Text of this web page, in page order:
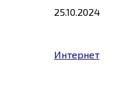
25.10.2024
Интернет